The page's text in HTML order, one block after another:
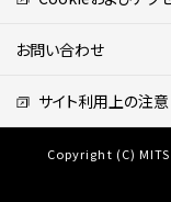
お問い合わせ
サイト利用上の注意
Copyright (C)